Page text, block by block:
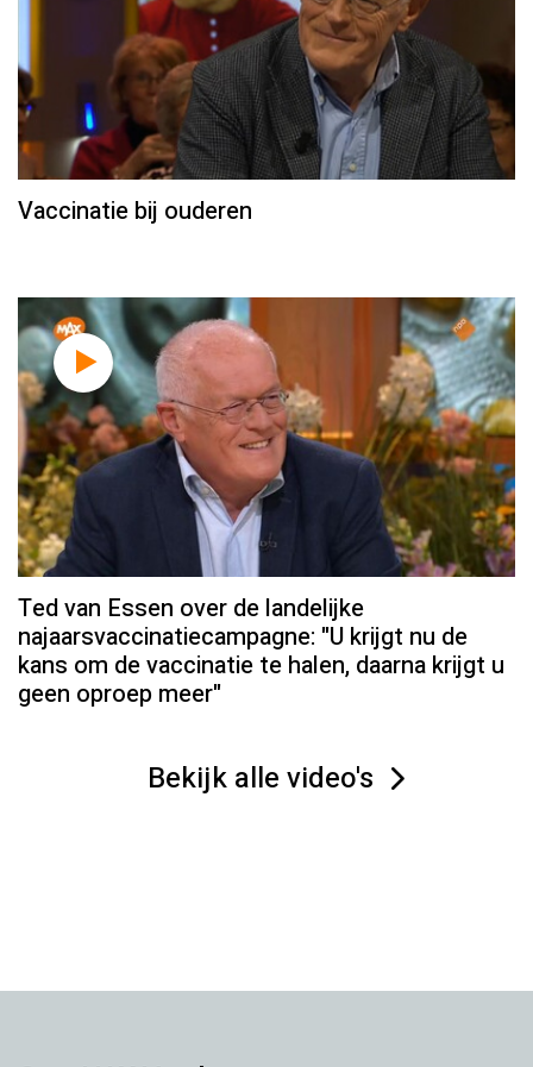
Vaccinatie bij ouderen
Ted van Essen over de landelijke
najaarsvaccinatiecampagne: "U krijgt nu de
kans om de vaccinatie te halen, daarna krijgt u
geen oproep meer"
Bekijk alle video's